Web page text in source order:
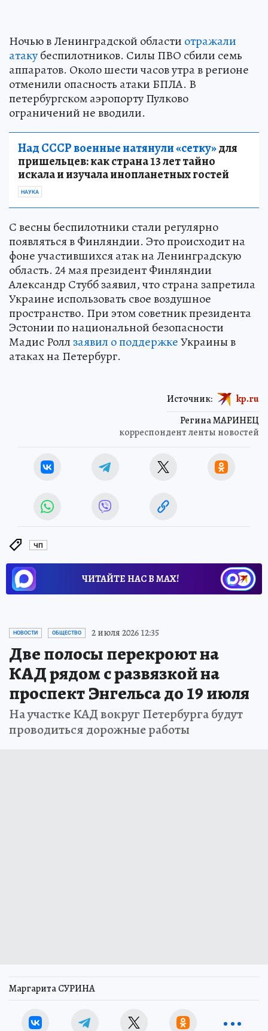
Ночью в Ленинградской области отражали
атакубеспилотников. Силы ПВО сбили семь
аппаратов. Около шести часов утра в регионе
отменили опасность атаки БПЛА. В
петербургском аэропорту Пулково
ограничений не вводили.
Над СССР военные натянули «сетку»для
пришельцев: как страна 13 лет тайно
искала и изучала инопланетных гостей
НАУКА
С весны беспилотники стали регулярно
появляться в Финляндии. Это происходит на
фоне участившихся атак на Ленинградскую
область. 24 мая президент Финляндии
Александр Стубб заявил, что страна запретила
Украине использовать свое воздушное
пространство. При этом советник президента
Эстонии по национальной безопасности
Мадис Ролл заявил о поддержкеУкраины в
атаках на Петербург.
Регина МАРИНЕЦ
корреспондент ленты новостей
Источник: kp.ru
ЧП
ЧИТАЙТЕ НАС В МАХ!
НОВОСТИ ОБЩЕСТВО 2 июля 2026 12:35
Две полосы перекроют на
КАД рядом с развязкой на
проспект Энгельса до 19 июля
На участке КАД вокруг Петербурга будут
проводиться дорожные работы
Маргарита СУРИНА